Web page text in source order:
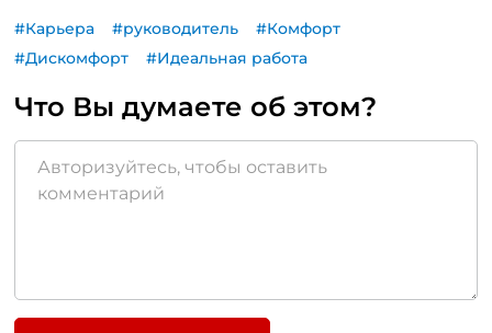
#Карьера #руководитель
#Комфорт
#Дискомфорт
#Идеальная работа
Что Вы думаете об этом?